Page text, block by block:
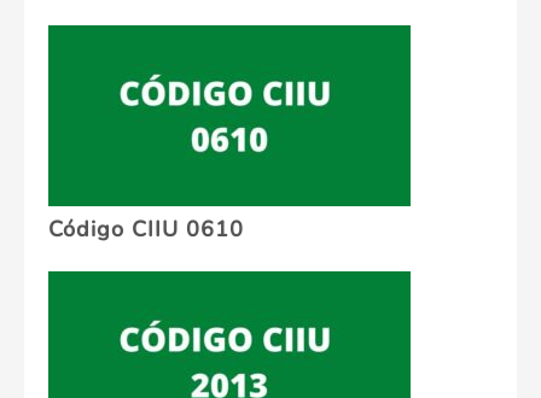
Código CIIU 0610